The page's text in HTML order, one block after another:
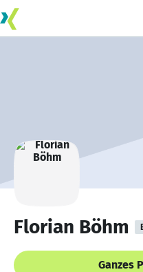
Florian Böhm
Ganzes